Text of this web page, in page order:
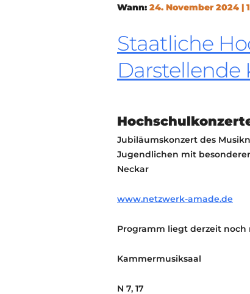
Wann: 24. November 2024 |
Staatliche
Darstellende
Jubiläumskonzert des
Jugendlichen mit
Neckar
www.netzwerk-amade.de
Programm liegt derzeit noch
Kammermusiksaal
N 7, 17